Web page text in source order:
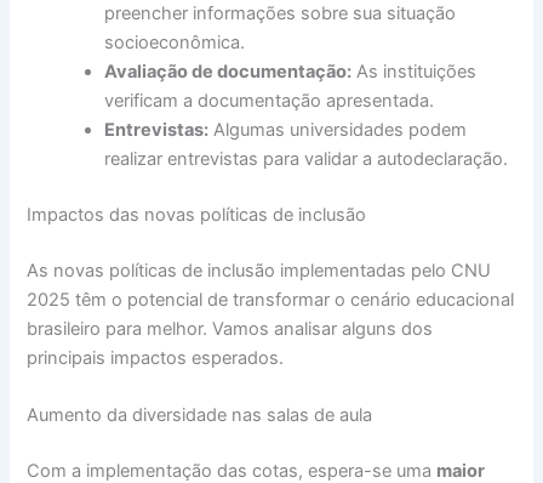
preencher informações sobre sua situação
socioeconômica.
Avaliação de documentação: As instituições
verificam a documentação apresentada.
Entrevistas: Algumas universidades podem
realizar entrevistas para validar a autodeclaração.
Impactos das novas políticas de inclusão
As novas políticas de inclusão implementadas pelo CNU
2025 têm o potencial de transformar o cenário educacional
brasileiro para melhor. Vamos analisar alguns dos
principais impactos esperados.
Aumento da diversidade nas salas de aula
Com a implementação das cotas, espera-se uma maior